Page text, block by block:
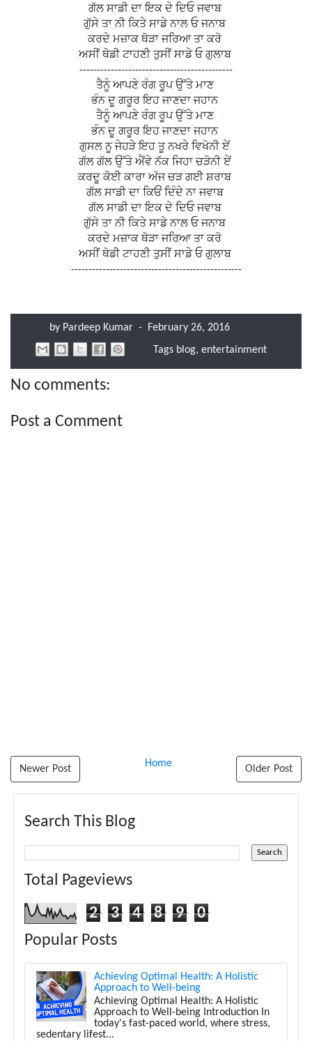
ਗੱਲ ਸਾਡੀ ਦਾ ਇਕ ਦੇ ਦਿਓ ਜਵਾਬ
ਗੁੱਸੇ ਤਾ ਨੀ ਕਿਤੇ ਸਾਡੇ ਨਾਲ ਓ ਜਨਾਬ
ਕਰਦੇ ਮਜ਼ਾਕ ਥੋੜਾ ਜਰਿਆ ਤਾ ਕਰੋ
ਅਸੀਂ ਥੋਡੀ ਟਾਹਣੀ ਤੁਸੀਂ ਸਾਡੇ ਓ ਗੁਲਾਬ
--------------------------------------------
ਤੈਨੂੰ ਆਪਣੇ ਰੰਗ ਰੂਪ ਉੱਤੇ ਮਾਣ
ਭੰਨ ਦੂ ਗਰੂਰ ਇਹ ਜਾਣਦਾ ਜਹਾਨ
ਤੈਨੂੰ ਆਪਣੇ ਰੰਗ ਰੂਪ ਉੱਤੇ ਮਾਣ
ਭੰਨ ਦੂ ਗਰੂਰ ਇਹ ਜਾਣਦਾ ਜਹਾਨ
ਗੁਸਲ ਨੂ ਜੇਹੜੇ ਇਹ ਤੂ ਨਖਰੇ ਵਿਖੋਨੀ ਏਂ
ਗੱਲ ਗੱਲ ਉੱਤੇ ਐਂਵੇ ਨੱਕ ਜਿਹਾ ਚੜੋਨੀ ਏਂ
ਕਰਦੂ ਕੋਈ ਕਾਰਾ ਅੱਜ ਚੜ ਗਈ ਸ਼ਰਾਬ
ਗੱਲ ਸਾਡੀ ਦਾ ਕਿਓਂ ਦਿੰਦੇ ਨਾ ਜਵਾਬ
ਗੱਲ ਸਾਡੀ ਦਾ ਇਕ ਦੇ ਦਿਓ ਜਵਾਬ
ਗੁੱਸੇ ਤਾ ਨੀ ਕਿਤੇ ਸਾਡੇ ਨਾਲ ਓ ਜਨਾਬ
ਕਰਦੇ ਮਜ਼ਾਕ ਥੋੜਾ ਜਰਿਆ ਤਾ ਕਰੋ
ਅਸੀਂ ਥੋਡੀ ਟਾਹਣੀ ਤੁਸੀਂ ਸਾਡੇ ਓ ਗੁਲਾਬ
-------------------------------------------------
by Pardeep Kumar -
February 26, 2016
Tags blog, entertainment
No comments:
Post a Comment
Newer Post Older Post
Home
Search This Blog
Total Pageviews
2
3 4 8 9
0
Popular Posts
Achieving Optimal Health: A Holistic
Approach to Well-being
Achieving Optimal Health: A Holistic
Approach to Well-being Introduction In
today's fast-paced world, where stress,
sedentary lifest...